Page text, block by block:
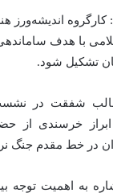
کارگروه اندیشه‌ورز
با هدف
تشکیل شود.
شفقت در
خرسندی از
در خط مقدم جنگ
به اهمیت توجه